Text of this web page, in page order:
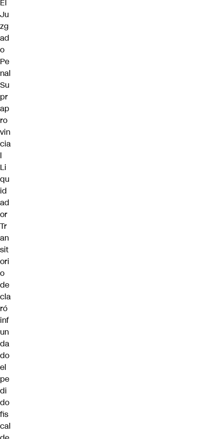
El
Ju
zg
ad
o
Pe
nal
Su
pr
ap
ro
vin
cia
l
Li
qu
id
ad
or
Tr
an
sit
ori
o
de
cla
ró
inf
un
da
do
el
pe
di
do
fis
cal